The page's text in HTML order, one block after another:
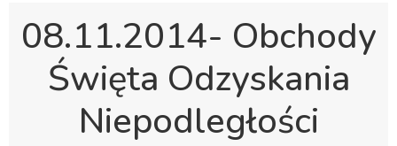
08.11.2014- Obchody
Święta Odzyskania
Niepodległości